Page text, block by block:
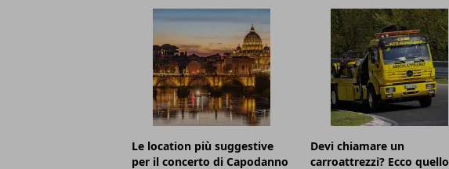
Le location più suggestive
per il concerto di Capodanno
Devi chiamare un
carroattrezzi? Ecco quello